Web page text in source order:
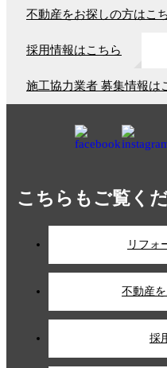
不動産をお探しの方はこ
採用情報はこちら
施工協力業者 募集情報は
こちらもご覧く
リフォ
不動産
採